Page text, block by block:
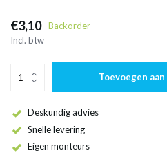
€3,10
Backorder
Incl. btw
Toevoegen
Deskundig advies
Snelle levering
Eigen monteurs